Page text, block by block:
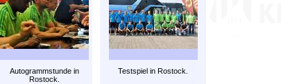
Autogrammstunde in
Rostock.
Testspiel in Rostock.